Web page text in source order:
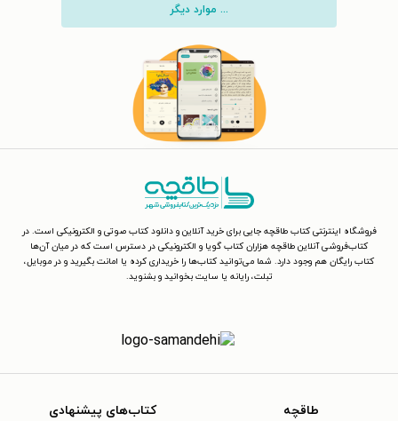
... موارد دیگر
فروشگاه اینترنتی کتاب طاقچه جایی برای خرید آنلاین و دانلود کتاب صوتی و الکترونیکی است. در
کتاب‌فروشی آنلاین طاقچه هزاران کتاب گویا و الکترونیکی در دسترس است که در میان آن‌ها
کتاب رایگان هم وجود دارد. شما می‌توانید کتاب‌ها را خریداری کرده یا امانت بگیرید و در موبایل،
تبلت، رایانه یا سایت بخوانید و بشنوید.
طاقچه کتاب‌های پیشنهادی